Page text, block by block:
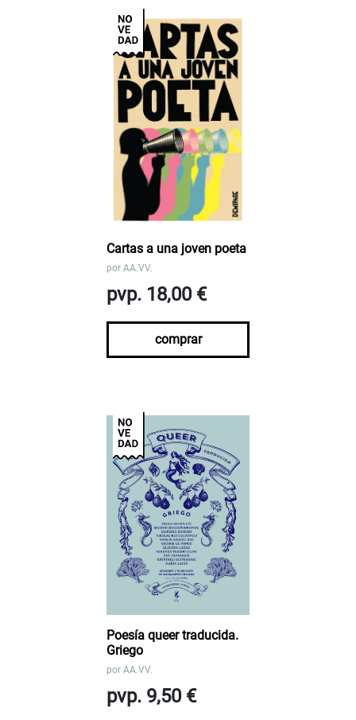
Cartas a una joven poeta
por AA.VV.
pvp. 18,00 €
comprar
Poesía queer traducida.
Griego
por AA.VV.
pvp. 9,50 €